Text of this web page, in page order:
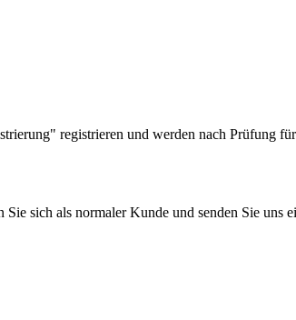
registrieren und werden nach Prüfung
sich als normaler Kunde und senden Sie